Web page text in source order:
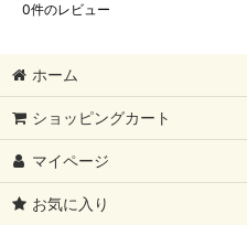
0件のレビュー
ホーム
ショッピングカート
マイページ
お気に入り